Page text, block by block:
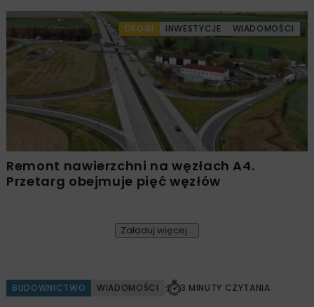
DROGI INWESTYCJE WIADOMOŚCI
Remont nawierzchni na węzłach A4.
Przetarg obejmuje pięć węzłów
Załaduj więcej...
BUDOWNICTWO WIADOMOŚCI 3 MINUTY CZYTANIA